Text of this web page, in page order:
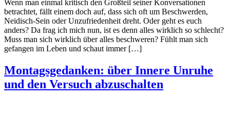
Wenn man einmal kritisch den Großteil seiner Konversationen
betrachtet, fällt einem doch auf, dass sich oft um Beschwerden,
Neidisch-Sein oder Unzufriedenheit dreht. Oder geht es euch
anders? Da frag ich mich nun, ist es denn alles wirklich so schlecht?
Muss man sich wirklich über alles beschweren? Fühlt man sich
gefangen im Leben und schaut immer […]
Montagsgedanken: über Innere Unruhe
und den Versuch abzuschalten